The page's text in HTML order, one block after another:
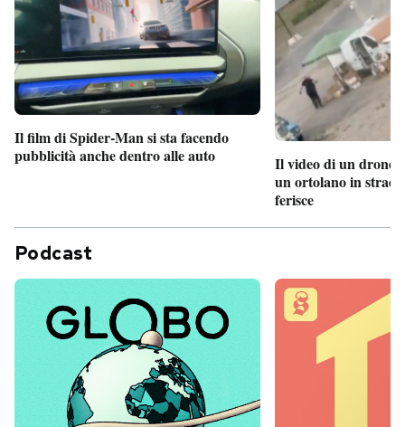
Il film di Spider-Man si sta facendo
pubblicità anche dentro alle auto
Il video di un drone
un ortolano in
ferisce
Podcast